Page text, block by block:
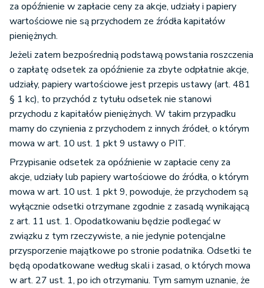
za opóźnienie w zapłacie ceny za akcje, udziały i papiery
wartościowe nie są przychodem ze źródła kapitałów
pieniężnych.
Jeżeli zatem bezpośrednią podstawą powstania roszczenia
o zapłatę odsetek za opóźnienie za zbyte odpłatnie akcje,
udziały, papiery wartościowe jest przepis ustawy (art. 481
§ 1 kc), to przychód z tytułu odsetek nie stanowi
przychodu z kapitałów pieniężnych. W takim przypadku
mamy do czynienia z przychodem z innych źródeł, o którym
mowa w art. 10 ust. 1 pkt 9 ustawy o PIT.
Przypisanie odsetek za opóźnienie w zapłacie ceny za
akcje, udziały lub papiery wartościowe do źródła, o którym
mowa w art. 10 ust. 1 pkt 9, powoduje, że przychodem są
wyłącznie odsetki otrzymane zgodnie z zasadą wynikającą
z art. 11 ust. 1. Opodatkowaniu będzie podlegać w
związku z tym rzeczywiste, a nie jedynie potencjalne
przysporzenie majątkowe po stronie podatnika. Odsetki te
będą opodatkowane według skali i zasad, o których mowa
w art. 27 ust. 1, po ich otrzymaniu. Tym samym uznanie, że